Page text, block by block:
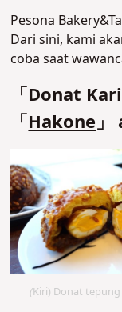
Pesona
Dari sini, kami
coba saat
「Donat
「Hakone」
(Kiri) Donat tepung